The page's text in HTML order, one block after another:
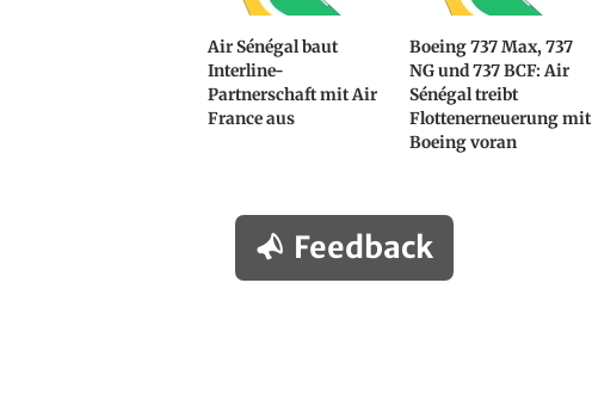
Air Sénégal baut
Interline-
Partnerschaft mit Air
France aus
Boeing 737 Max, 737
NG und 737 BCF: Air
Sénégal treibt
Flottenerneuerung mit
Boeing voran
Feedback